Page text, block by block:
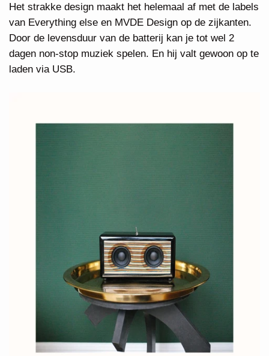
Het strakke design maakt het helemaal af met de labels
van Everything else en MVDE Design op de zijkanten.
Door de levensduur van de batterij kan je tot wel 2
dagen non-stop muziek spelen. En hij valt gewoon op te
laden via USB.